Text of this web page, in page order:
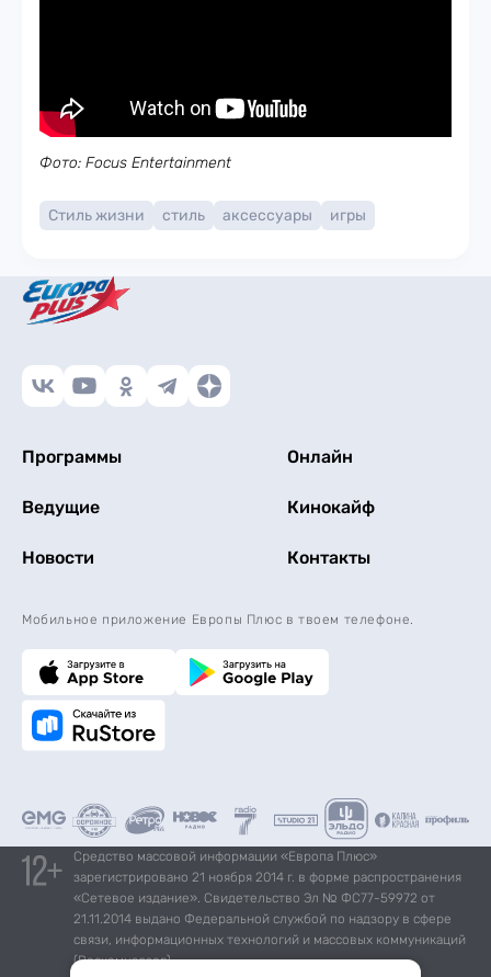
Фото: Focus Entertainment
Стиль жизни стиль аксессуары игры
Программы Онлайн
Ведущие Кинокайф
Новости Контакты
Мобильное приложение Европы Плюс в твоем телефоне.
Средство массовой информации «Европа Плюс»
зарегистрировано 21 ноября 2014 г. в форме распространения
«Сетевое издание». Свидетельство Эл № ФС77-59972 от
21.11.2014 выдано Федеральной службой по надзору в сфере
связи, информационных технологий и массовых коммуникаций
(Роскомнадзор).